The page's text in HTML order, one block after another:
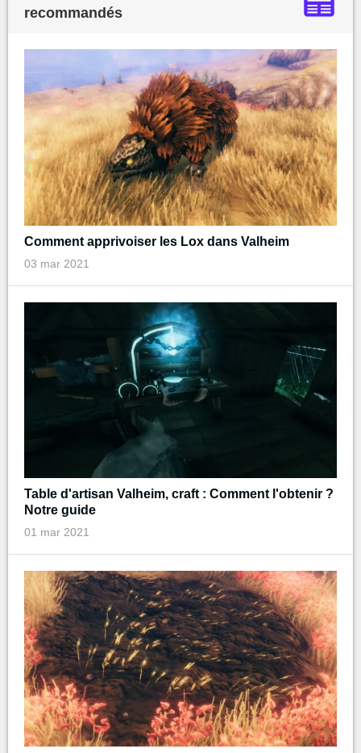
recommandés
Comment apprivoiser les Lox dans Valheim
03 mar 2021
Table d'artisan Valheim, craft : Comment l'obtenir ?
Notre guide
01 mar 2021